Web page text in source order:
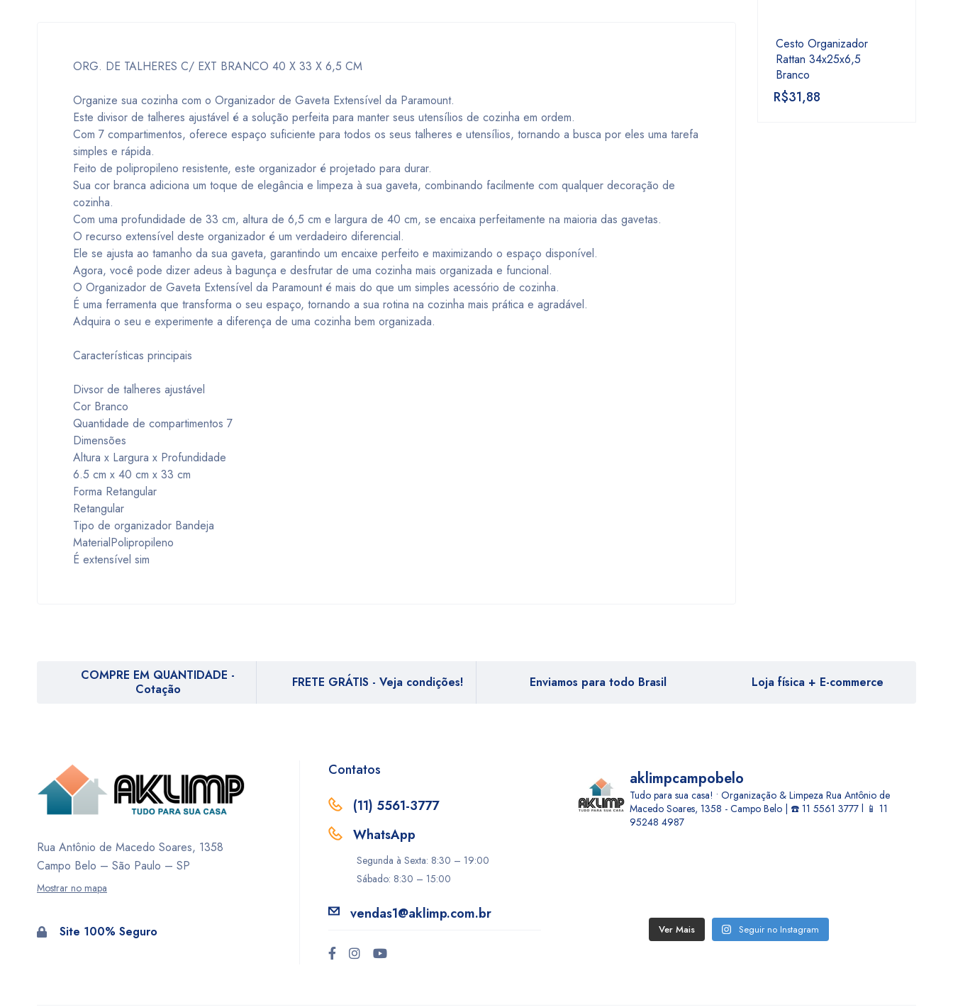
ORG. DE TALHERES C/ EXT BRANCO 40 X 33 X 6,5 CM
Organize sua cozinha com o Organizador de Gaveta Extensível da Paramount.
Este divisor de talheres ajustável é a solução perfeita para manter seus utensílios de cozinha em ordem.
Com 7 compartimentos, oferece espaço suficiente para todos os seus talheres e utensílios, tornando a busca por eles uma tarefa
simples e rápida.
Feito de polipropileno resistente, este organizador é projetado para durar.
Sua cor branca adiciona um toque de elegância e limpeza à sua gaveta, combinando facilmente com qualquer decoração de
cozinha.
Com uma profundidade de 33 cm, altura de 6,5 cm e largura de 40 cm, se encaixa perfeitamente na maioria das gavetas.
O recurso extensível deste organizador é um verdadeiro diferencial.
Ele se ajusta ao tamanho da sua gaveta, garantindo um encaixe perfeito e maximizando o espaço disponível.
Agora, você pode dizer adeus à bagunça e desfrutar de uma cozinha mais organizada e funcional.
O Organizador de Gaveta Extensível da Paramount é mais do que um simples acessório de cozinha.
É uma ferramenta que transforma o seu espaço, tornando a sua rotina na cozinha mais prática e agradável.
Adquira o seu e experimente a diferença de uma cozinha bem organizada.
Características principais
Divsor de talheres ajustável
Cor Branco
Quantidade de compartimentos 7
Dimensões
Altura x Largura x Profundidade
6.5 cm x 40 cm x 33 cm
Forma Retangular
Retangular
Tipo de organizador Bandeja
MaterialPolipropileno
É extensível sim
Cesto Organizador
Rattan 34x25x6,5
Branco
R$31,88
COMPRE EM QUANTIDADE -
Cotação
FRETE GRÁTIS - Veja condições! Enviamos para todo Brasil Loja física + E-commerce
Rua Antônio de Macedo Soares, 1358
Campo Belo – São Paulo – SP
Mostrar no mapa
Site 100% Seguro
Contatos
(11) 5561-3777
WhatsApp
Segunda à Sexta: 8:30 – 19:00
Sábado: 8:30 – 15:00
vendas1@aklimp.com.br
aklimpcampobelo
Tudo para sua casa! • Organização & Limpeza Rua Antônio de
Macedo Soares, 1358 - Campo Belo | ☎️ 11 5561 3777 l 📱 11
95248 4987
Ver Mais Seguir no Instagram